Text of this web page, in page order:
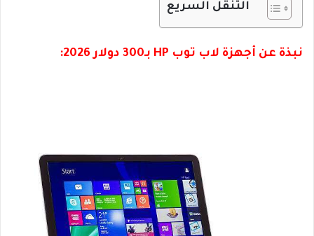
التنقل السريع
نبذة عن أجهزة لاب توب HP بـ300 دولار 2026: